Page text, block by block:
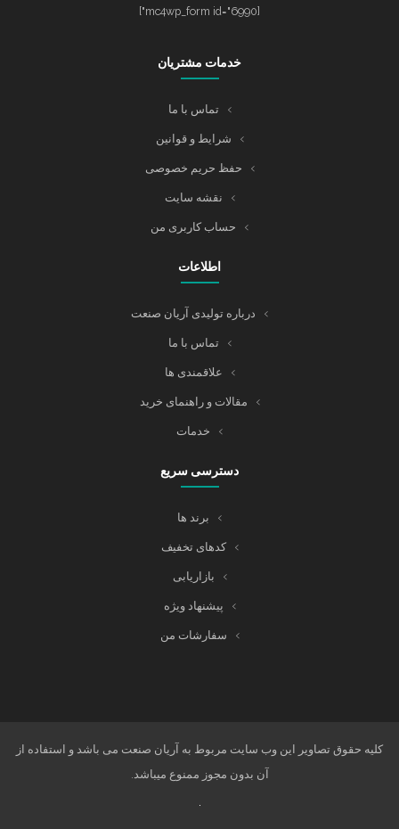
[mc4wp_form id="6990"]
خدمات مشتریان
تماس با ما
شرایط و قوانین
حفظ حریم خصوصی
نقشه سایت
حساب کاربری من
اطلاعات
درباره تولیدی آریان صنعت
تماس با ما
علاقمندی ها
مقالات و راهنمای خرید
خدمات
دسترسی سریع
برند ها
کدهای تخفیف
بازاریابی
پیشنهاد ویژه
سفارشات من
کلیه حقوق تصاویر این وب سایت مربوط به آریان صنعت می باشد و استفاده از
آن بدون مجوز ممنوع میباشد.